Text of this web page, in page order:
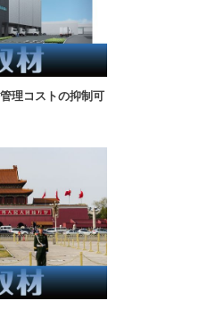
理コストの抑制可